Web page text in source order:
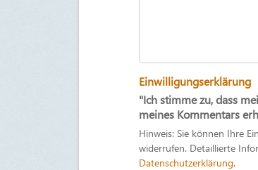
Einwilligungserklärung
"Ich stimme zu, dass
meines Kommentars
Hinweis: Sie können Ihre
widerrufen. Detaillierte
Datenschutzerklärung.